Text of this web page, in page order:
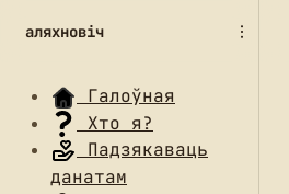
е
е
е
аляхновіч
Галоўная
Хто я?
Падзякаваць
данатам